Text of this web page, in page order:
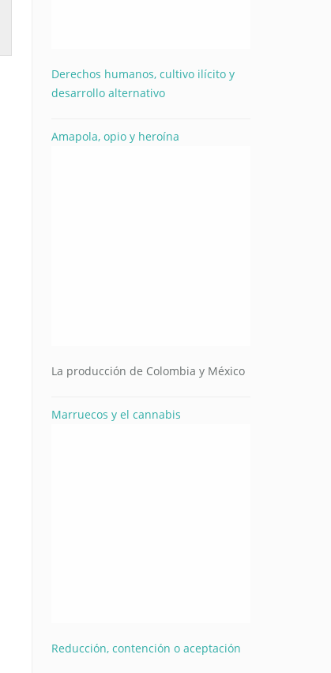
Derechos humanos, cultivo ilícito y
desarrollo alternativo
Amapola, opio y heroína
La producción de Colombia y México
Marruecos y el cannabis
Reducción, contención o aceptación